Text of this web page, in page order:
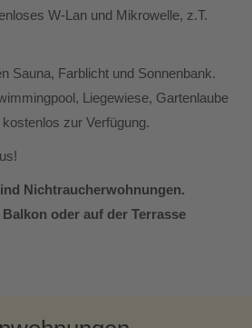
W-Lan und Mikrowelle, z.T.
Sauna, Farblicht und Sonnenbank.
Liegewiese, Gartenlaube
zur Verfügung.
Nichtraucherwohnungen.
oder auf der Terrasse